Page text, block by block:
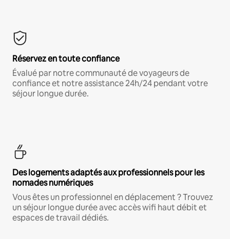
Réservez en toute confiance
Évalué par notre communauté de voyageurs de
confiance et notre assistance 24h/24 pendant votre
séjour longue durée.
Des logements adaptés aux professionnels pour les
nomades numériques
Vous êtes un professionnel en déplacement ? Trouvez
un séjour longue durée avec accès wifi haut débit et
espaces de travail dédiés.